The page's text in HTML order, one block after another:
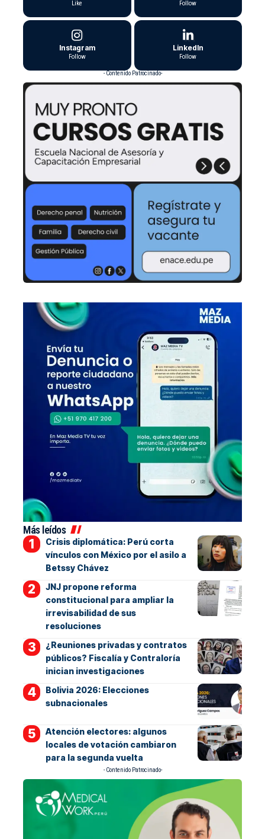
Like Follow
Instagram
Follow
LinkedIn
Follow
- Contenido Patrocinado-
Más leídos
Crisis diplomática: Perú corta
vínculos con México por el asilo a
Betssy Chávez
JNJ propone reforma
constitucional para ampliar la
irrevisabilidad de sus
resoluciones
¿Reuniones privadas y contratos
públicos? Fiscalía y Contraloría
inician investigaciones
Bolivia 2026: Elecciones
subnacionales
Atención electores: algunos
locales de votación cambiaron
para la segunda vuelta
- Contenido Patrocinado-